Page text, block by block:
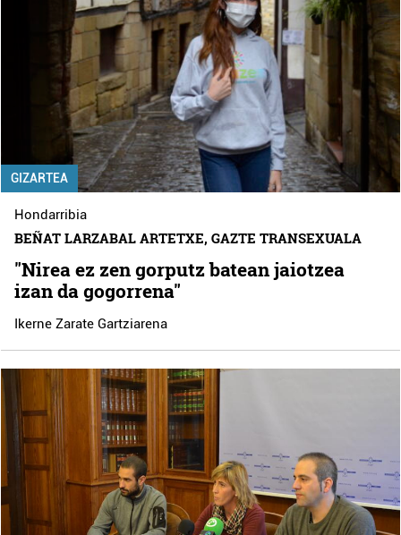
GIZARTEA
Hondarribia
BEÑAT LARZABAL ARTETXE, GAZTE TRANSEXUALA
"Nirea ez zen gorputz batean jaiotzea
izan da gogorrena"
Ikerne Zarate Gartziarena